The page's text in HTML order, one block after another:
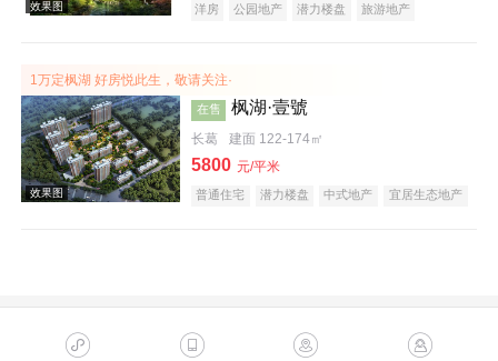
洋房 公园地产 潜力楼盘
旅游地产
1万定枫湖 好房悦此生，敬请关注·
在售 枫湖·壹號
长葛 建面 122-174㎡
5800 元/平米
普通住宅 潜力楼盘 中式地产 宜居生态地产